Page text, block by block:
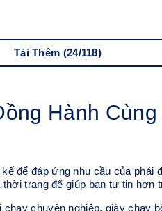
Tải Thêm (24/118)
Hành
để đáp ứng nhu cầu của phái
trang để giúp bạn tự tin hơn
chuyên nghiệp, giày chạy